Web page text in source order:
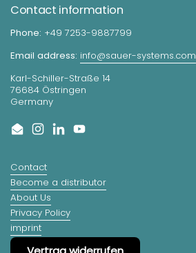
Contact information
Phone: +49 7253-9887799
Email address: info@sauer-systems.com
Karl-Schiller-Straße 14
76684 Östringen
Germany
EmailInstagram
LinkedInYouTube
Contact
Become a distributor
About Us
Privacy Policy
imprint